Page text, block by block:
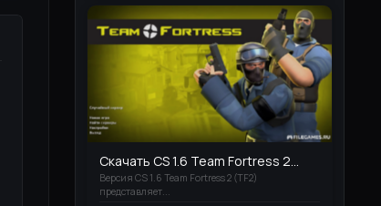
Скачать CS 1.6 Team Fortress 2...
Версия CS 1.6 Team Fortress 2 (TF2)
представляет...